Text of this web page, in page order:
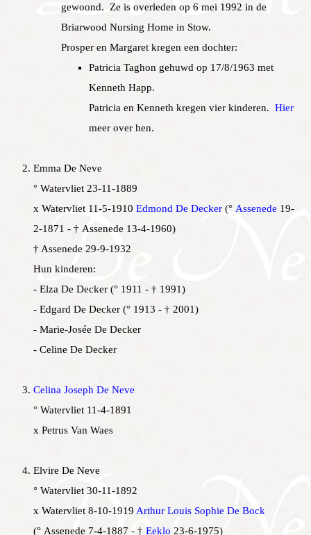
gewoond. Ze is overleden op 6 mei 1992 in de
Briarwood Nursing Home in Stow.
Prosper en Margaret kregen een dochter:
Patricia Taghon gehuwd op 17/8/1963 met
Kenneth Happ.
Patricia en Kenneth kregen vier kinderen. Hier
meer over hen.
Emma De Neve
° Watervliet 23-11-1889
x Watervliet 11-5-1910 Edmond De Decker (° Assenede 19-
2-1871 - † Assenede 13-4-1960)
† Assenede 29-9-1932
Hun kinderen:
- Elza De Decker (° 1911 - † 1991)
- Edgard De Decker (° 1913 - † 2001)
- Marie-Josée De Decker
- Celine De Decker
Celina Joseph De Neve
° Watervliet 11-4-1891
x Petrus Van Waes
Elvire De Neve
° Watervliet 30-11-1892
x Watervliet 8-10-1919 Arthur Louis Sophie De Bock
(° Assenede 7-4-1887 - † Eeklo 23-6-1975)